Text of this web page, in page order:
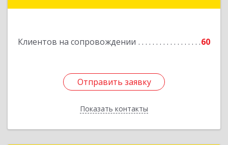
Клиентов на сопровождении 60
Отправить заявку
Показать контакты
Отправить заявку
Назад